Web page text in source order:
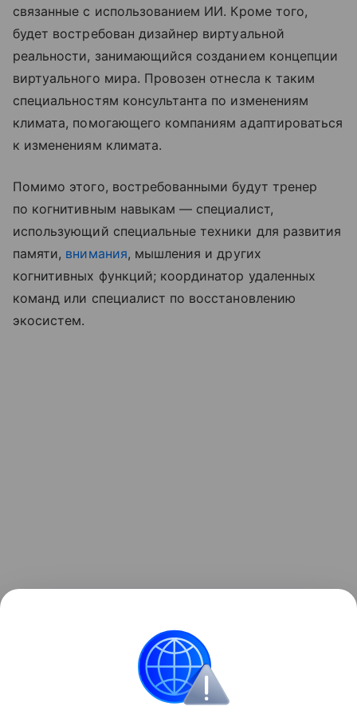
связанные с использованием ИИ. Кроме того,
будет востребован дизайнер виртуальной
реальности, занимающийся созданием концепции
виртуального мира. Провозен отнесла к таким
специальностям консультанта по изменениям
климата, помогающего компаниям адаптироваться
к изменениям климата.
Помимо этого, востребованными будут тренер
по когнитивным навыкам — специалист,
использующий специальные техники для развития
памяти, внимания, мышления и других
когнитивных функций; координатор удаленных
команд или специалист по восстановлению
экосистем.
В мае сообщалось, что в России самыми
востребованными в 2024 году стали инженеры
и строительные специалисты.